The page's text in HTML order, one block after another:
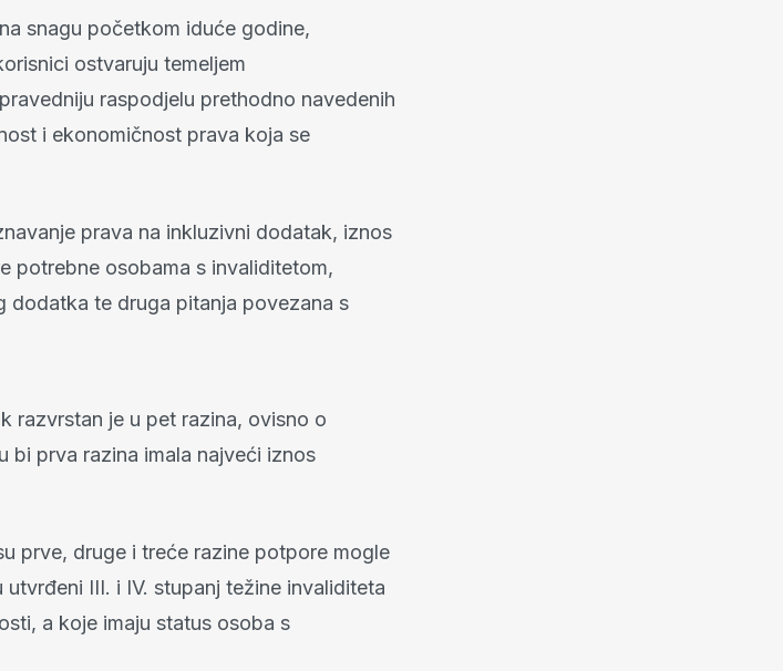
snagu početkom iduće godine,
ostvaruju temeljem
raspodjelu prethodno navedenih
i ekonomičnost prava koja se
prava na inkluzivni dodatak, iznos
potrebne osobama s invaliditetom,
dodatka te druga pitanja povezana s
razvrstan je u pet razina, ovisno o
bi prva razina imala najveći iznos
prve, druge i treće razine potpore mogle
III. i IV. stupanj težine invaliditeta
a koje imaju status osoba s